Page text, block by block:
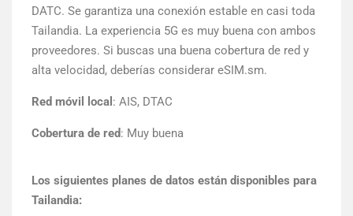
DATC. Se garantiza una conexión estable en casi toda
Tailandia. La experiencia 5G es muy buena con ambos
proveedores. Si buscas una buena cobertura de red y
alta velocidad, deberías considerar eSIM.sm.
Red móvil local : AIS, DTAC
Cobertura de red: Muy buena
Los siguientes planes de datos están disponibles para
Tailandia: